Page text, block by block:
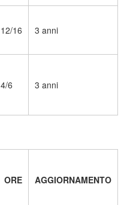
12/16 3 anni
4/6 3 anni
ORE AGGIORNAMENTO